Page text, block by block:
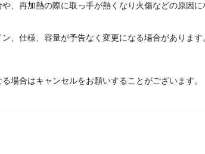
い。
、仕様、容量が予告なく変更になる場合があります。
場合はキャンセルをお願いすることがございます。